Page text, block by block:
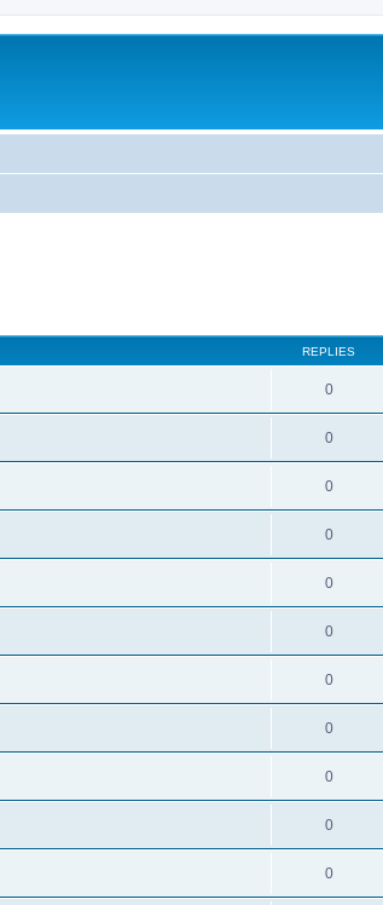
REPLIES
0
0
0
0
0
0
0
0
0
0
0